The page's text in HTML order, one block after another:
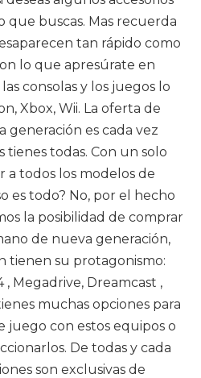
que buscas. Mas recuerda
tan rápido como
lo que apresúrate en
consolas y los juegos lo
Xbox, Wii. La oferta de
generación es cada vez
todas. Con un solo
a todos los modelos de
es todo? No, por el hecho
la posibilidad de comprar
de nueva generación,
tienen su protagonismo:
Megadrive, Dreamcast ,
muchas opciones para
juego con estos equipos o
De todas y cada
son exclusivas de